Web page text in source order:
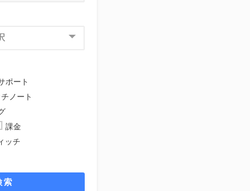
ポート
ノート
課金
ッチ
索